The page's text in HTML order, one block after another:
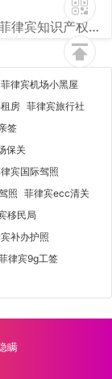
菲律宾知识产权局（IPOPHL）图文讲解
菲律宾机场小黑屋
房 菲律宾旅行社
签
保关
宾国际驾照
照
菲律宾ecc清关
移民局
补办护照
律宾9g工签
瞒